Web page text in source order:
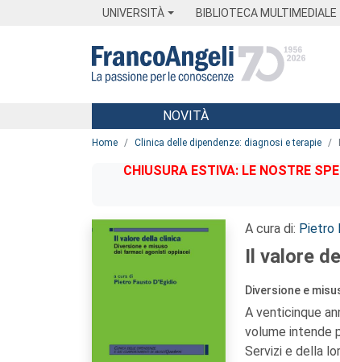
UNIVERSITÀ BIBLIOTECA MULTIMEDIALE
Menu
NOVITÀ
Home Clinica delle dipendenze: diagnosi e terapie
CHIUSURA ESTIVA: LE NOSTRE
A cura di: Pietro
Il valore
Diversione e
A venticinque
volume intende
Servizi e della